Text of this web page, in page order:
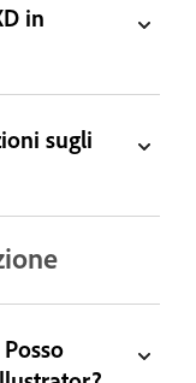
in
sugli